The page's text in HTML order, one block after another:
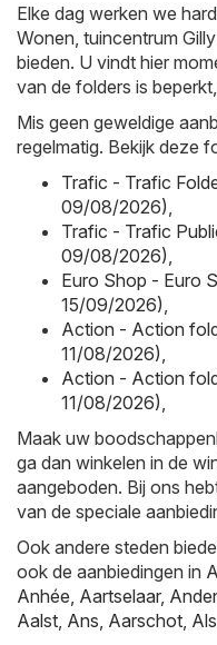
Elke dag werken we
Wonen, tuincentrum
bieden. U vindt hier
van de folders is
Mis geen geweldige
regelmatig. Bekijk deze
Trafic - Trafic
09/08/2026)
Trafic - Trafic
09/08/2026)
Euro Shop - Euro
15/09/2026)
Action - Action
11/08/2026)
Action - Action
11/08/2026)
Maak uw
ga dan winkelen in de
aangeboden. Bij ons
van de speciale
Ook andere steden
ook de aanbiedingen in
Anhée Aartselaar,
Aalst Ans Aarschot